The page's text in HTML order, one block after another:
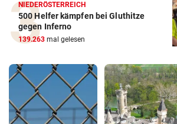
NIEDERÖSTERREICH
500 Helfer kämpfen bei Gluthitze
gegen Inferno
139.263 mal gelesen